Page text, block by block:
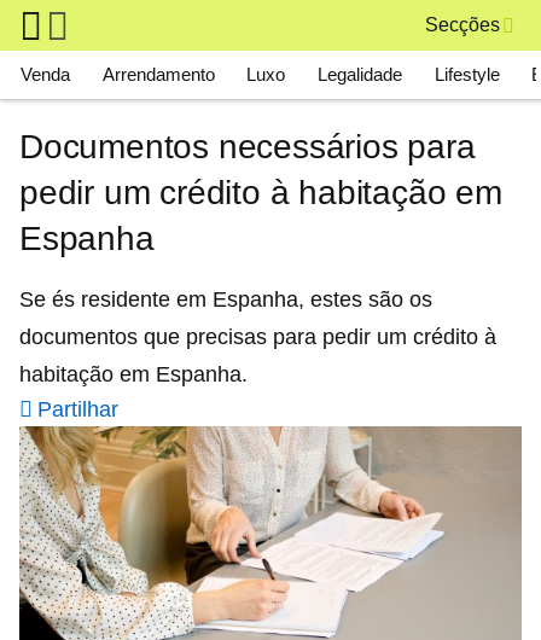
Skip to main content
Secções
Main navigation
Venda Arrendamento Luxo Legalidade Lifestyle
Documentos necessários para
pedir um crédito à habitação em
Espanha
Se és residente em Espanha, estes são os
documentos que precisas para pedir um crédito à
habitação em Espanha.
Partilhar